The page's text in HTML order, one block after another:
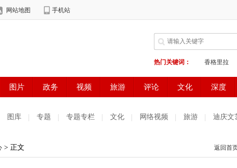
图库 专题 专题专栏 文化 网络视频 旅游 迪庆文
> 正文 返回首